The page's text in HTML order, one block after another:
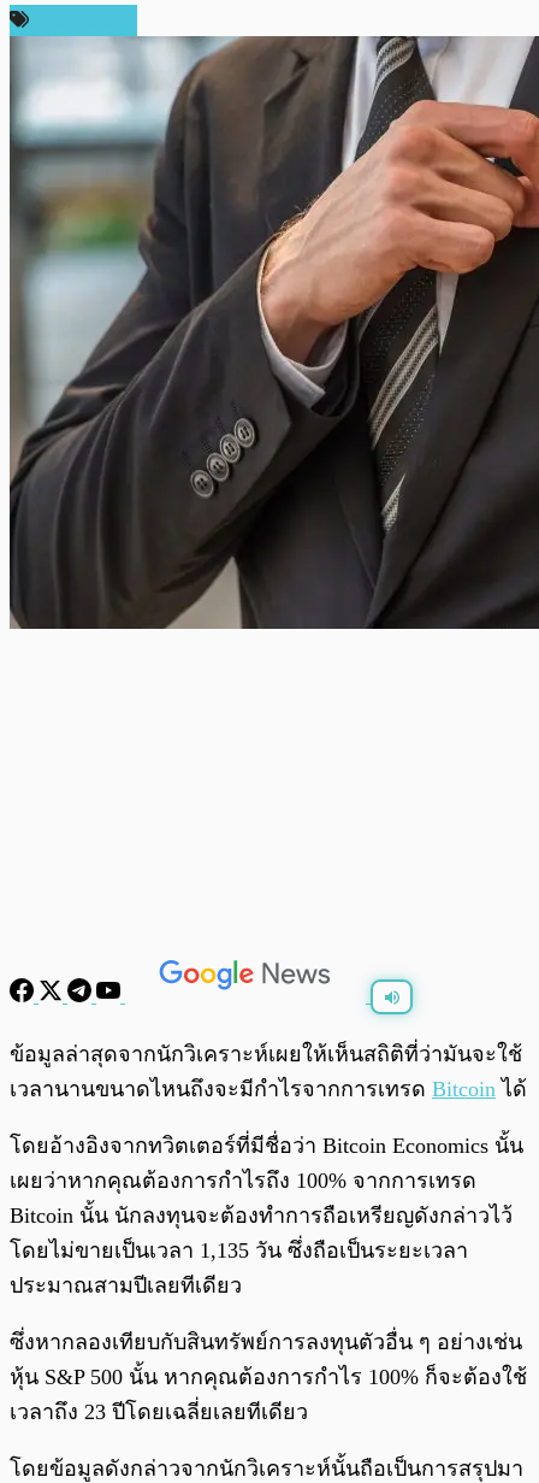
พร้อมเล่น 0:00 /0:00
ข้อมูลล่าสุดจากนักวิเคราะห์เผยให้เห็นสถิติที่ว่ามันจะใช้
เวลานานขนาดไหนถึงจะมีกำไรจากการเทรด Bitcoin ได้
โดยอ้างอิงจากทวิตเตอร์ที่มีชื่อว่า Bitcoin Economics นั้น
เผยว่าหากคุณต้องการกำไรถึง 100% จากการเทรด
Bitcoin นั้น นักลงทุนจะต้องทำการถือเหรียญดังกล่าวไว้
โดยไม่ขายเป็นเวลา 1,135 วัน ซึ่งถือเป็นระยะเวลา
ประมาณสามปีเลยทีเดียว
ซึ่งหากลองเทียบกับสินทรัพย์การลงทุนตัวอื่น ๆ อย่างเช่น
หุ้น S&P 500 นั้น หากคุณต้องการกำไร 100% ก็จะต้องใช้
เวลาถึง 23 ปีโดยเฉลี่ยเลยทีเดียว
โดยข้อมูลดังกล่าวจากนักวิเคราะห์นั้นถือเป็นการสรุปมา